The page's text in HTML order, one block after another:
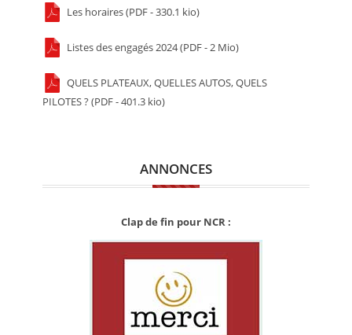
Les horaires (PDF - 330.1 kio)
Listes des engagés 2024 (PDF - 2 Mio)
QUELS PLATEAUX, QUELLES AUTOS, QUELS
PILOTES ? (PDF - 401.3 kio)
ANNONCES
Clap de fin pour NCR :